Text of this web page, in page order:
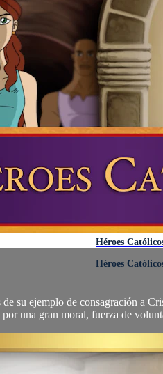
Héroes
Héroes
su ejemplo de consagración a
por una gran moral, fuerza de